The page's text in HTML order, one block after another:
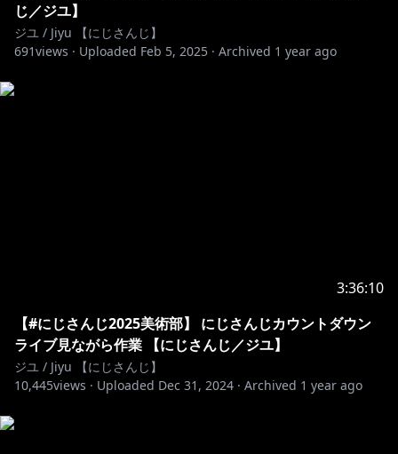
じ／ジユ】
ジユ / Jiyu 【にじさんじ】
691views · Uploaded Feb 5, 2025 · Archived 1 year ago
3:36:10
【#にじさんじ2025美術部】 にじさんじカウントダウン
ライブ見ながら作業 【にじさんじ／ジユ】
ジユ / Jiyu 【にじさんじ】
10,445views · Uploaded Dec 31, 2024 · Archived 1 year ago